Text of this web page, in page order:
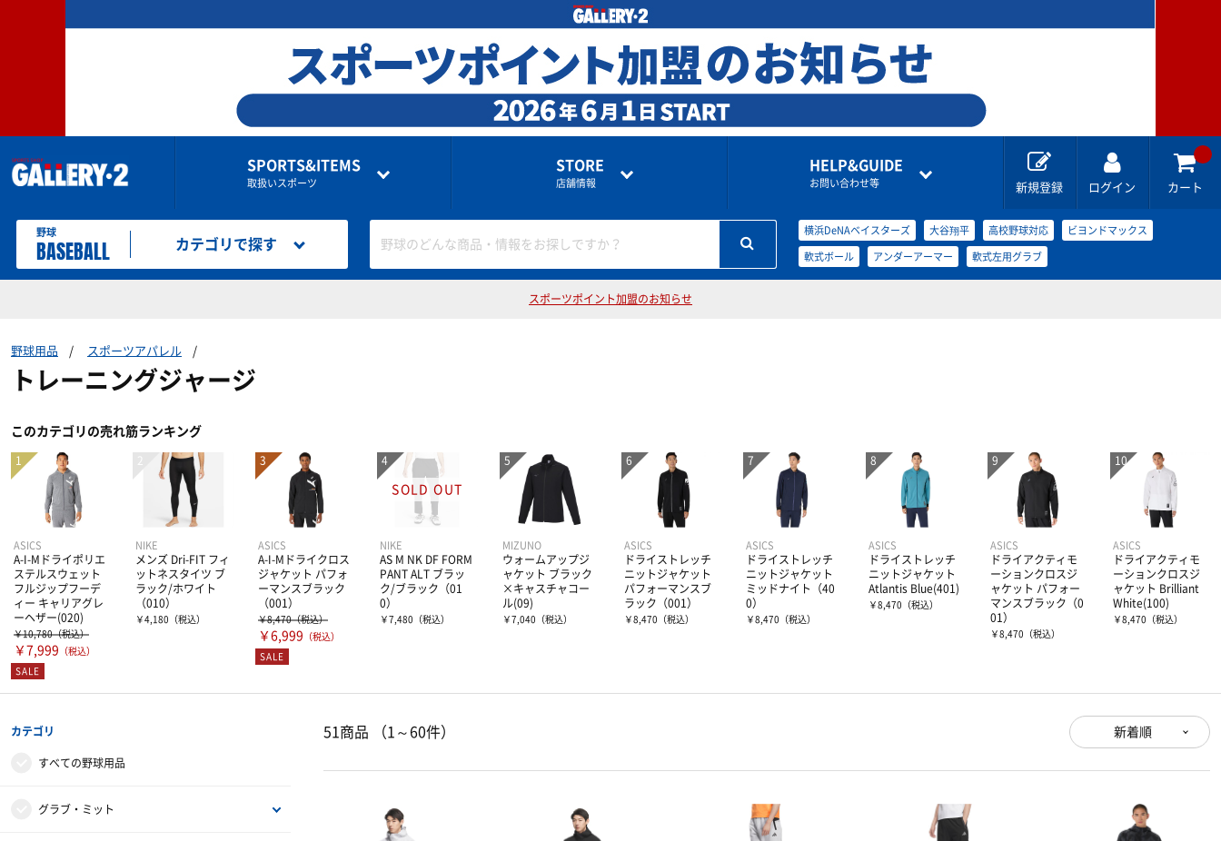
SPORTS&ITEMS
取扱いスポーツ
STORE
店舗情報
HELP&GUIDE
お問い合わせ等 新規登録 ログイン カート
野球
BASEBALL カテゴリで探す 野球のどんな商品・情報をお探しですか？
横浜DeNAベイスターズ 大谷翔平 高校野球対応 ビヨンドマックス
軟式ボール アンダーアーマー 軟式左用グラブ
スポーツポイント加盟のお知らせ
野球用品 スポーツアパレル
トレーニングジャージ
このカテゴリの売れ筋ランキング
ASICS
A-I-Mドライポリエ
ステルスウェット
フルジップフーデ
ィー キャリアグレ
ーヘザー(020)
￥10,780（税込）
￥7,999 （税込）
SALE
NIKE
メンズ Dri-FIT フィ
ットネスタイツ ブ
ラック/ホワイト
（010）
￥4,180 （税込）
ASICS
A-I-Mドライクロス
ジャケット パフォ
ーマンスブラック
（001）
￥8,470（税込）
￥6,999 （税込）
SALE
NIKE
AS M NK DF FORM
PANT ALT ブラッ
ク/ブラック（01
0）
￥7,480 （税込）
MIZUNO
ウォームアップジ
ャケット ブラック
×キャスチャコー
ル(09)
￥7,040 （税込）
ASICS
ドライストレッチ
ニットジャケット
パフォーマンスブ
ラック（001）
￥8,470 （税込）
ASICS
ドライストレッチ
ニットジャケット
ミッドナイト（40
0）
￥8,470 （税込）
ASICS
ドライストレッチ
ニットジャケット
Atlantis Blue(401)
￥8,470 （税込）
ASICS
ドライアクティモ
ーションクロスジ
ャケット パフォー
マンスブラック（0
01）
￥8,470 （税込）
ASICS
ドライアクティモ
ーションクロスジ
ャケット Brilliant
White(100)
￥8,470 （税込）
51商品 （1～60件） 新着順
カテゴリ
すべての野球用品
グラブ・ミット